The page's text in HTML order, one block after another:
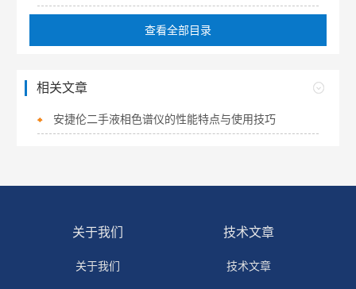
查看全部目录
相关文章
安捷伦二手液相色谱仪的性能特点与使用技巧
关于我们
关于我们
技术文章
技术文章